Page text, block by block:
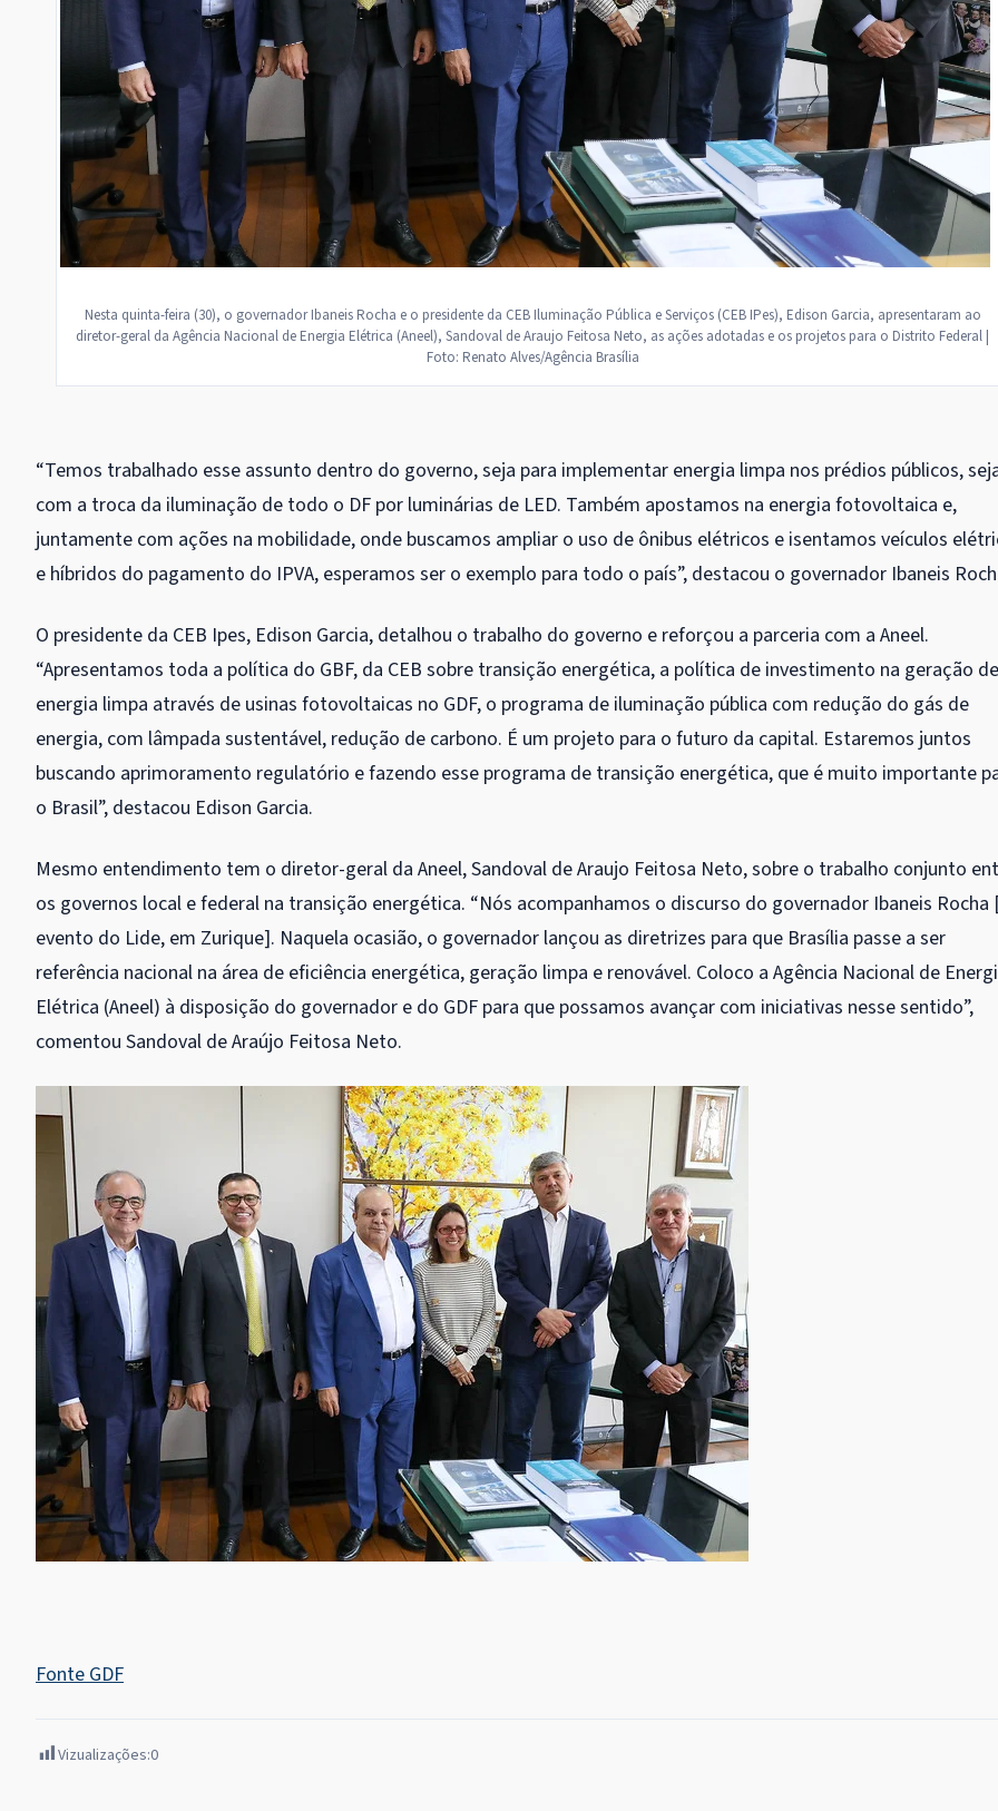
Nesta quinta-feira (30), o governador Ibaneis Rocha e o presidente da CEB Iluminação Pública e Serviços (CEB IPes), Edison Garcia, apresentaram ao
diretor-geral da Agência Nacional de Energia Elétrica (Aneel), Sandoval de Araujo Feitosa Neto, as ações adotadas e os projetos para o Distrito Federal |
Foto: Renato Alves/Agência Brasília
“Temos trabalhado esse assunto dentro do governo, seja para implementar energia limpa nos prédios públicos,
com a troca da iluminação de todo o DF por luminárias de LED. Também apostamos na energia fotovoltaica e,
juntamente com ações na mobilidade, onde buscamos ampliar o uso de ônibus elétricos e isentamos veículos
e híbridos do pagamento do IPVA, esperamos ser o exemplo para todo o país”, destacou o governador Ibaneis
O presidente da CEB Ipes, Edison Garcia, detalhou o trabalho do governo e reforçou a parceria com a Aneel.
“Apresentamos toda a política do GBF, da CEB sobre transição energética, a política de investimento na geração de
energia limpa através de usinas fotovoltaicas no GDF, o programa de iluminação pública com redução do gás de
energia, com lâmpada sustentável, redução de carbono. É um projeto para o futuro da capital. Estaremos juntos
buscando aprimoramento regulatório e fazendo esse programa de transição energética, que é muito importante
o Brasil”, destacou Edison Garcia.
Mesmo entendimento tem o diretor-geral da Aneel, Sandoval de Araujo Feitosa Neto, sobre o trabalho conjunto
os governos local e federal na transição energética. “Nós acompanhamos o discurso do governador Ibaneis Rocha
evento do Lide, em Zurique]. Naquela ocasião, o governador lançou as diretrizes para que Brasília passe a ser
referência nacional na área de eficiência energética, geração limpa e renovável. Coloco a Agência Nacional de
Elétrica (Aneel) à disposição do governador e do GDF para que possamos avançar com iniciativas nesse sentido”,
comentou Sandoval de Araújo Feitosa Neto.
Fonte GDF
Vizualizações:0